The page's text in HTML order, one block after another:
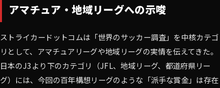
アマチュア・地域リーグへの示唆
ストライカードットコムは「世界のサッカー調査」を中核カテゴ
リとして、アマチュアリーグや地域リーグの実情を伝えてきた。
日本のJ3より下のカテゴリ（JFL、地域リーグ、都道府県リー
グ）には、今回の百年構想リーグのような「派手な賞金」は存在